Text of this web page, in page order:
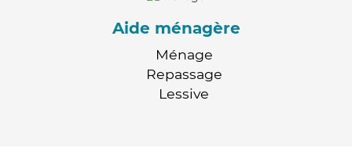
Aide ménagère
Ménage
Repassage
Lessive